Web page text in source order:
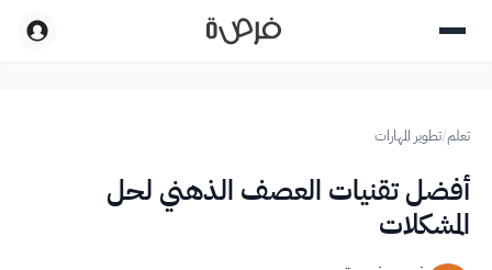
تعلم/تطوير المهارات
أفضل تقنيات العصف الذهني لحل
المشكلات